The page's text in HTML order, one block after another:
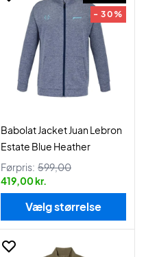
- 30%
Babolat Jacket Juan Lebron
Estate Blue Heather
Førpris: 599,00
419,00 kr.
Vælg størrelse